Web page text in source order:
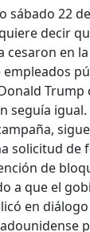
sábado 22
quiere decir
cesaron en
Trump
seguía
solicitud de
de
a que el
en